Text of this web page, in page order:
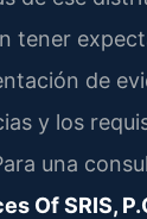
tener
de
y los
una
Of SRIS,